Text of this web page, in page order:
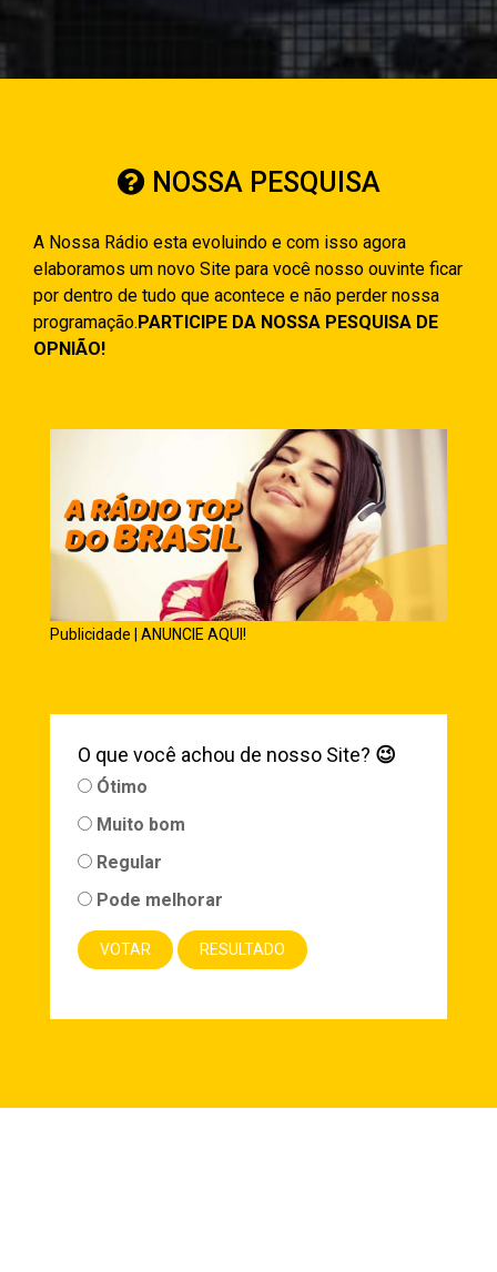
NOSSA PESQUISA
A Nossa Rádio esta evoluindo e com isso agora
elaboramos um novo Site para você nosso ouvinte ficar
por dentro de tudo que acontece e não perder nossa
programação. PARTICIPE DA NOSSA PESQUISA DE
OPNIÃO!
Publicidade | ANUNCIE AQUI!
O que você achou de nosso Site? 😉
Ótimo
Muito bom
Regular
Pode melhorar